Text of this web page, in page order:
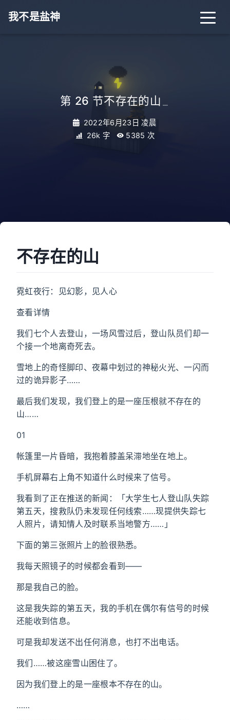
我不是盐神
第 26 节不存在的山
2022年6月23日 凌晨
26k 字
5385 次
不存在的山
霓虹夜行：见幻影，见人心
查看详情
我们七个人去登山，一场风雪过后，登山队员们却一
个接一个地离奇死去。
雪地上的奇怪脚印、夜幕中划过的神秘火光、一闪而
过的诡异影子……
最后我们发现，我们登上的是一座压根就不存在的
山……
01
帐篷里一片昏暗，我抱着膝盖呆滞地坐在地上。
手机屏幕右上角不知道什么时候来了信号。
我看到了正在推送的新闻：「大学生七人登山队失踪
第五天，搜救队仍未发现任何线索……现提供失踪七
人照片，请知情人及时联系当地警方……」
下面的第三张照片上的脸很熟悉。
我每天照镜子的时候都会看到——
那是我自己的脸。
这是我失踪的第五天，我的手机在偶尔有信号的时候
还能收到信息。
可是我却发送不出任何消息，也打不出电话。
我们……被这座雪山困住了。
因为我们登上的是一座根本不存在的山。
……